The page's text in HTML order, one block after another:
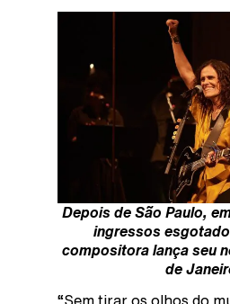
Depois de São Paulo,
ingressos
compositora lança seu
de
“Sem tirar os olhos do